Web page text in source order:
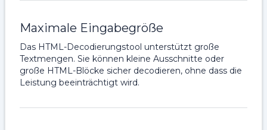
Maximale Eingabegröße
Das HTML-Decodierungstool unterstützt große
Textmengen. Sie können kleine Ausschnitte oder
große HTML-Blöcke sicher decodieren, ohne dass die
Leistung beeinträchtigt wird.